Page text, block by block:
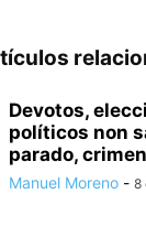
Devotos,
políticos non
parado,
Manuel Moreno - 8